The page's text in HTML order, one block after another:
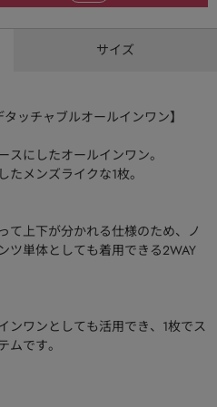
サイズ
タッチャブルオールインワン】
にしたオールインワン。
メンズライクな1枚。
て上下が分かれる仕様のため、ノ
ツ単体としても着用できる2WAY
ンワンとしても活用でき、1枚でス
です。